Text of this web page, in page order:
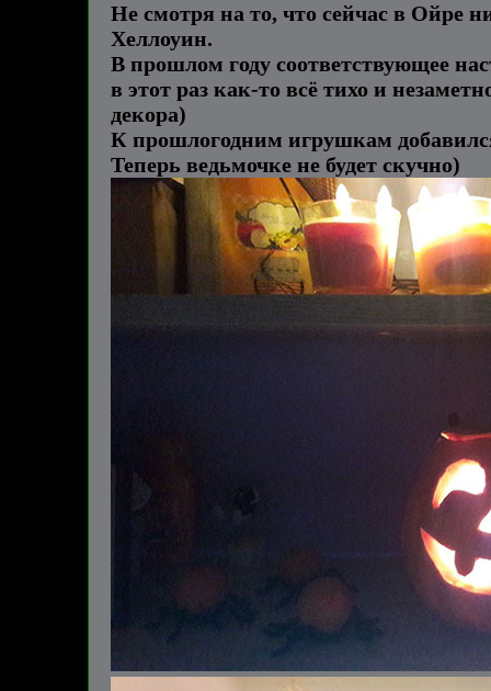
Не смотря на то, что сейчас в Ойре
Хеллоуин.
В прошлом году соответствующее
в этот раз как-то всё тихо и
декора)
К прошлогодним игрушкам
Теперь ведьмочке не будет скучно)